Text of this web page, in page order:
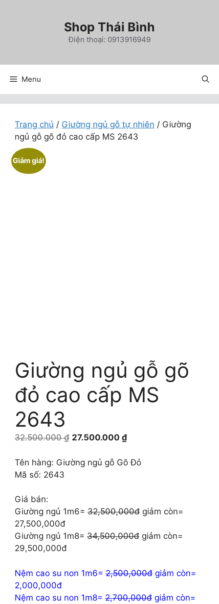
Shop Thái Bình
Điện thoại: 0913916949
Menu
Trang chủ / Giường ngủ gỗ tự nhiên / Giường
ngủ gỗ gõ đỏ cao cấp MS 2643
Giảm giá!
Giường ngủ gỗ gõ
đỏ cao cấp MS
2643
32.500.000₫ Giá
là:
27.500.000 ₫Giá
tại
Tên hàng: Giường ngủ gỗ Gõ Đỏ
Mã số: 2643
Giá bán:
Giường ngủ 1m6= 32,500,000đ giảm còn=
27,500,000đ
Giường ngủ 1m8= 34,500,000đ giảm còn=
29,500,000đ
Nệm cao su non 1m6= 2,500,000đ giảm còn=
2,000,000đ
Nệm cao su non 1m8= 2,700,000đ giảm còn=